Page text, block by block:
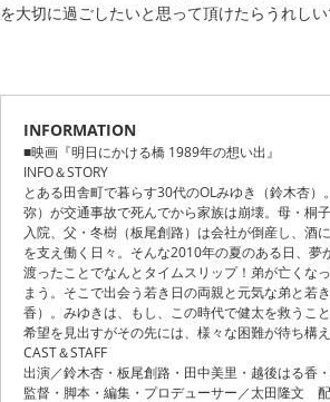
を大切に過ごしたいと思って頂けたらうれしい
INFORMATION
■映画『明日にかける橋 1989年の想い出』
INFO＆STORY
とある田舎町で暮らす30代のOLみゆき（鈴木杏）
弥）が交通事故で死んでから家族は崩壊。母・桐
入院、父・冬樹（板尾創路）は会社が倒産し、酒
を支え働く日々。そんな2010年の夏のある日、夢
渡ったことでなんとタイムスリップ！弟が亡くな
まう。そこで出会う若き日の両親と元気な弟と若
香）。みゆきは、もし、この時代で健太を救うこ
希望を見出すがその先には、様々な困難が待ち構え
CAST＆STAFF
出演／鈴木杏・板尾創路・田中美里・越後はる香
監督・脚本・編集・プロデューサー／太田隆文